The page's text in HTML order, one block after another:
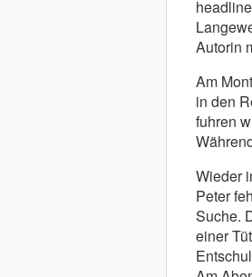
Autorin
Am
in den
fuhren
Wieder
Peter
Suche.
einer